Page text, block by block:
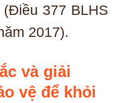
377 BLHS
2017).
và giải
vệ để khỏi